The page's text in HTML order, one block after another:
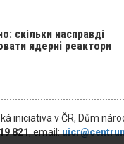
скільки насправді
ядерні реактори
iniciativa v ČR, Dům
821, email: